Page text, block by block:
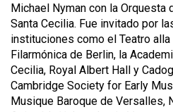
Michael Nyman con la Orquesta
Santa Cecilia. Fue invitado por
instituciones como el Teatro
Filarmónica de Berlin, la
Cecilia, Royal Albert Hall y
Cambridge Society for Early
Musique Baroque de Versalles,